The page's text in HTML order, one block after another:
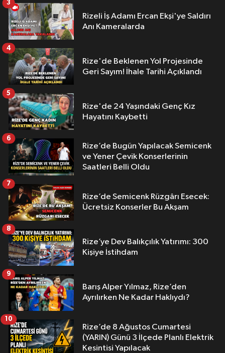
Rizeli İş Adamı Ercan Ekşi'ye Saldırı
Anı Kameralarda
3
Rize'de Beklenen Yol Projesinde
Geri Sayım! İhale Tarihi Açıklandı
4
Rize'de 24 Yaşındaki Genç Kız
Hayatını Kaybetti
5
Rize’de Bugün Yapılacak Semicenk
ve Yener Çevik Konserlerinin
Saatleri Belli Oldu
6
Rize’de Semicenk Rüzgârı Esecek:
Ücretsiz Konserler Bu Akşam
7
Rize’ye Dev Balıkçılık Yatırımı: 300
Kişiye İstihdam
8
Barış Alper Yılmaz, Rize’den
Ayrılırken Ne Kadar Haklıydı?
9
Rize’de 8 Ağustos Cumartesi
(YARIN) Günü 3 İlçede Planlı Elektrik
Kesintisi Yapılacak
10